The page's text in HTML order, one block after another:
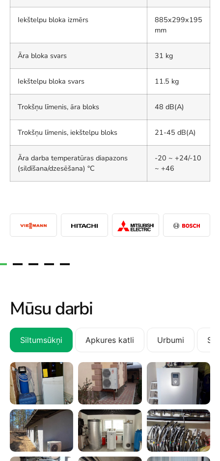
Iekštelpu bloka izmērs
885x299x195
mm
Āra bloka svars 31 kg
Iekštelpu bloka svars 11.5 kg
Trokšņu līmenis, āra bloks 48 dB(A)
Trokšņu līmenis, iekštelpu bloks 21-45 dB(A)
Āra darba temperatūras diapazons
(sildīšana/dzesēšana) °C
-20 ~ +24/-10
~ +46
Mūsu darbi
Siltumsūkņi Apkures katli Urbumi